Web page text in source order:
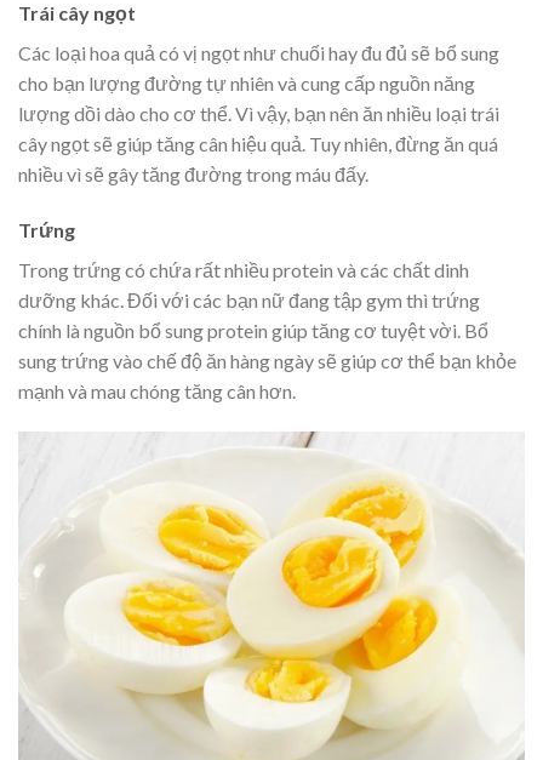
Trái cây ngọt
Các loại hoa quả có vị ngọt như chuối hay đu đủ sẽ bổ sung
cho bạn lượng đường tự nhiên và cung cấp nguồn năng
lượng dồi dào cho cơ thể. Vì vậy, bạn nên ăn nhiều loại trái
cây ngọt sẽ giúp tăng cân hiệu quả. Tuy nhiên, đừng ăn quá
nhiều vì sẽ gây tăng đường trong máu đấy.
Trứng
Trong trứng có chứa rất nhiều protein và các chất dinh
dưỡng khác. Đối với các bạn nữ đang tập gym thì trứng
chính là nguồn bổ sung protein giúp tăng cơ tuyệt vời. Bổ
sung trứng vào chế độ ăn hàng ngày sẽ giúp cơ thể bạn khỏe
mạnh và mau chóng tăng cân hơn.